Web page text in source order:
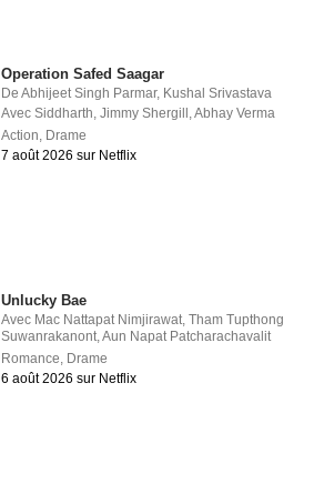
Operation Safed Saagar
DeAbhijeet Singh Parmar, Kushal Srivastava
AvecSiddharth,Jimmy Shergill ,Abhay Verma
Action, Drame
7 août 2026 sur Netflix
Unlucky Bae
Avec Mac Nattapat Nimjirawat ,Tham Tupthong
Suwanrakanont ,Aun Napat Patcharachavalit
Romance Drame
6 août 2026 sur Netflix